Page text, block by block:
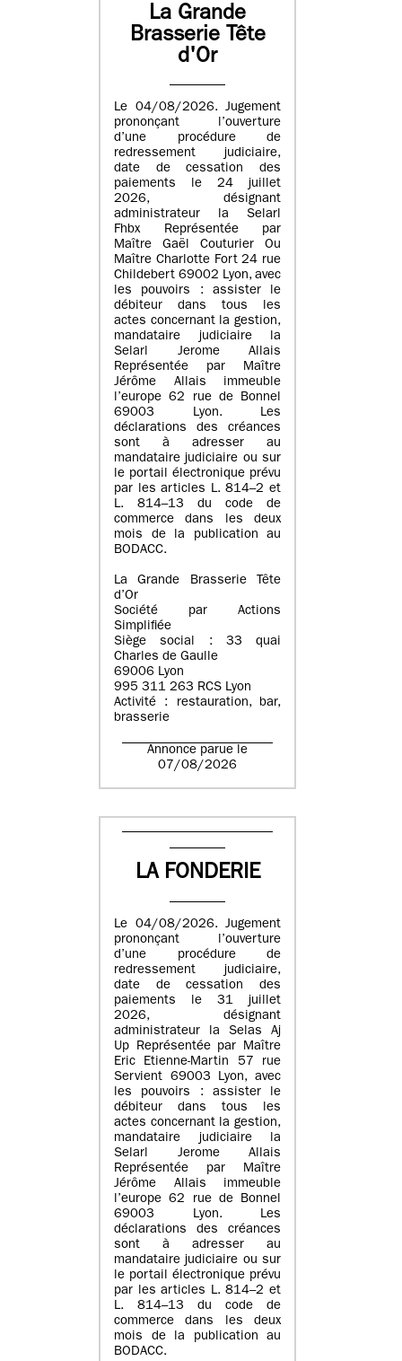
La Grande
Brasserie Tête
d'Or
Le 04/08/2026. Jugement
prononçant l’ouverture
d’une procédure de
redressement judiciaire,
date de cessation des
paiements le 24 juillet
2026, désignant
administrateur la Selarl
Fhbx Représentée par
Maître Gaël Couturier Ou
Maître Charlotte Fort 24 rue
Childebert 69002 Lyon, avec
les pouvoirs : assister le
débiteur dans tous les
actes concernant la gestion,
mandataire judiciaire la
Selarl Jerome Allais
Représentée par Maître
Jérôme Allais immeuble
l’europe 62 rue de Bonnel
69003 Lyon. Les
déclarations des créances
sont à adresser au
mandataire judiciaire ou sur
le portail électronique prévu
par les articles L. 814–2 et
L. 814–13 du code de
commerce dans les deux
mois de la publication au
BODACC.
La Grande Brasserie Tête
d’Or
Société par Actions
Simplifiée
Siège social : 33 quai
Charles de Gaulle
69006 Lyon
995 311 263 RCS Lyon
Activité : restauration, bar,
brasserie
Annonce parue le
07/08/2026
LA FONDERIE
Le 04/08/2026. Jugement
prononçant l’ouverture
d’une procédure de
redressement judiciaire,
date de cessation des
paiements le 31 juillet
2026, désignant
administrateur la Selas Aj
Up Représentée par Maître
Eric Etienne-Martin 57 rue
Servient 69003 Lyon, avec
les pouvoirs : assister le
débiteur dans tous les
actes concernant la gestion,
mandataire judiciaire la
Selarl Jerome Allais
Représentée par Maître
Jérôme Allais immeuble
l’europe 62 rue de Bonnel
69003 Lyon. Les
déclarations des créances
sont à adresser au
mandataire judiciaire ou sur
le portail électronique prévu
par les articles L. 814–2 et
L. 814–13 du code de
commerce dans les deux
mois de la publication au
BODACC.